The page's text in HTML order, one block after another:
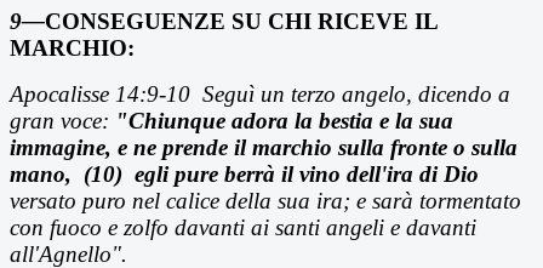
9—CONSEGUENZE SU CHI RICEVE IL
MARCHIO:
Apocalisse 14:9-10 Seguì un terzo angelo, dicendo a
gran voce: "Chiunque adora la bestia e la sua
immagine, e ne prende il marchio sulla fronte o sulla
mano, (10) egli pure berrà il vino dell'ira di Dio
versato puro nel calice della sua ira; e sarà tormentato
con fuoco e zolfo davanti ai santi angeli e davanti
all'Agnello".